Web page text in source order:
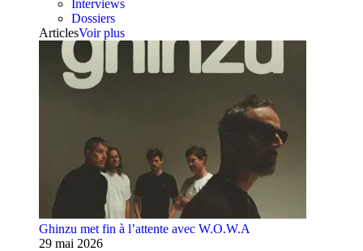
Interviews
Dossiers
ArticlesVoir plus
Ghinzu met fin à l’attente avec W.O.W.A
29 mai 2026